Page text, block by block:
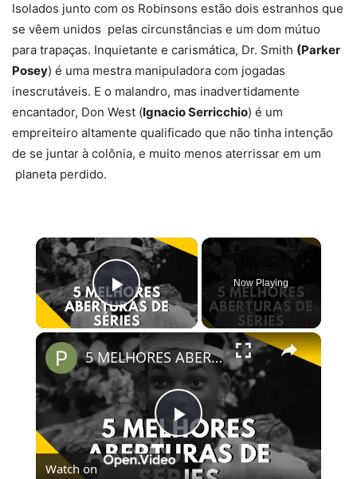
Isolados junto com os Robinsons estão dois estranhos que
se vêem unidos pelas circunstâncias e um dom mútuo
para trapaças. Inquietante e carismática, Dr. Smith (Parker
Posey) é uma mestra manipuladora com jogadas
inescrutáveis. E o malandro, mas inadvertidamente
encantador, Don West (Ignacio Serricchio) é um
empreiteiro altamente qualificado que não tinha intenção
de se juntar à colônia, e muito menos aterrissar em um
planeta perdido.
×
Play Video
Now Playing
×
Play
5 MELHORES ABERTURAS DE SÉRIES | Pipocas Tv #13
Watch on